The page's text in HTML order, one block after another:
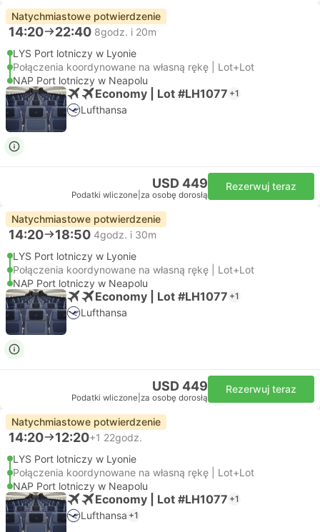
Natychmiastowe potwierdzenie
14:20 22:40 8godz. i 20m
LYS Port lotniczy w Lyonie
Połączenia koordynowane na własną rękę | Lot+Lot
NAP Port lotniczy w Neapolu
Economy | Lot #LH1077 +1
Lufthansa
USD 449
Podatki wliczone za osobę dorosłą
Rezerwuj teraz
Natychmiastowe potwierdzenie
14:20 18:50 4godz. i 30m
LYS Port lotniczy w Lyonie
Połączenia koordynowane na własną rękę | Lot+Lot
NAP Port lotniczy w Neapolu
Economy | Lot #LH1077 +1
Lufthansa
USD 449
Podatki wliczone za osobę dorosłą
Rezerwuj teraz
Natychmiastowe potwierdzenie
14:20 12:20+1 22godz.
LYS Port lotniczy w Lyonie
Połączenia koordynowane na własną rękę | Lot+Lot
NAP Port lotniczy w Neapolu
Economy | Lot #LH1077 +1
Lufthansa +1